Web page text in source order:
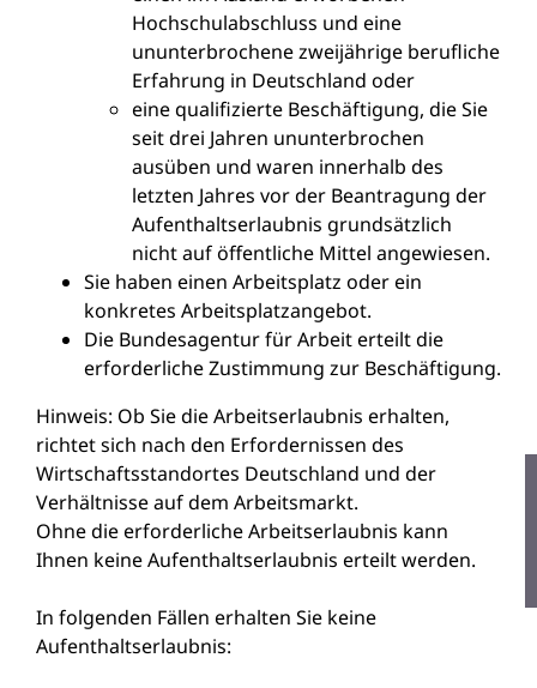
Hochschulabschluss und eine
ununterbrochene zweijährige berufliche
Erfahrung in Deutschland oder
eine qualifizierte Beschäftigung, die Sie
seit drei Jahren ununterbrochen
ausüben und waren innerhalb des
letzten Jahres vor der Beantragung der
Aufenthaltserlaubnis grundsätzlich
nicht auf öffentliche Mittel angewiesen.
Sie haben einen Arbeitsplatz oder ein
konkretes Arbeitsplatzangebot.
Die Bundesagentur für Arbeit erteilt die
erforderliche Zustimmung zur Beschäftigung.
Hinweis: Ob Sie die Arbeitserlaubnis erhalten,
richtet sich nach den Erfordernissen des
Wirtschaftsstandortes Deutschland und der
Verhältnisse auf dem Arbeitsmarkt.
Ohne die erforderliche Arbeitserlaubnis kann
Ihnen keine Aufenthaltserlaubnis erteilt werden.
In folgenden Fällen erhalten Sie keine
Aufenthaltserlaubnis: